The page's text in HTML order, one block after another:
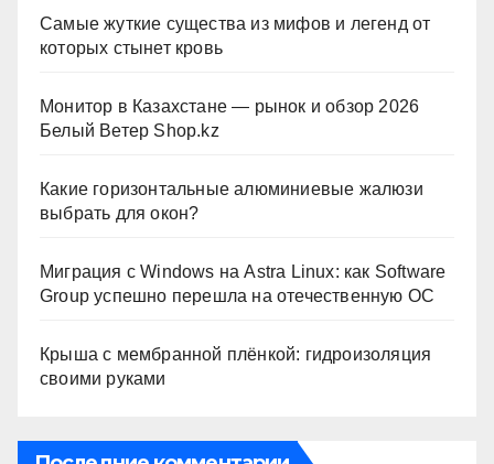
Самые жуткие существа из мифов и легенд от
которых стынет кровь
Монитор в Казахстане — рынок и обзор 2026
Белый Ветер Shop.kz
Какие горизонтальные алюминиевые жалюзи
выбрать для окон?
Миграция с Windows на Astra Linux: как Software
Group успешно перешла на отечественную ОС
Крыша с мембранной плёнкой: гидроизоляция
своими руками